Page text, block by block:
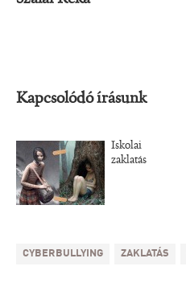
Kapcsolódó írásunk
Iskolai
zaklatás
CYBERBULLYING ZAKLATÁS